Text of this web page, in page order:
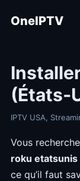
OneIPTV
IPTV USA,
Vous
roku etatsunis
ce qu’il faut